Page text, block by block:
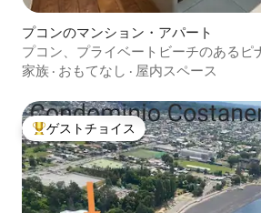
プコンのマンション・アパート
プコン、プライベートビーチのあるピ
家族 · おもてなし · 屋内スペース
大好評のゲストチョイスです。
ゲストチョイス